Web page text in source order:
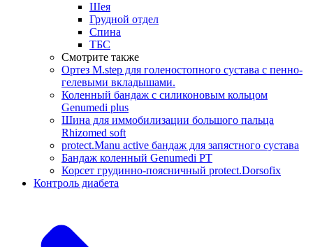
Шея
Грудной отдел
Спина
ТБС
Смотрите также
Ортез M.step для голеностопного сустава с пенно-
гелевыми вкладышами.
Коленный бандаж с силиконовым кольцом
Genumedi plus
Шина для иммобилизации большого пальца
Rhizomed soft
protect.Manu active бандаж для запястного сустава
Бандаж коленный Genumedi PT
Корсет грудинно-поясничный protect.Dorsofix
Контроль диабета